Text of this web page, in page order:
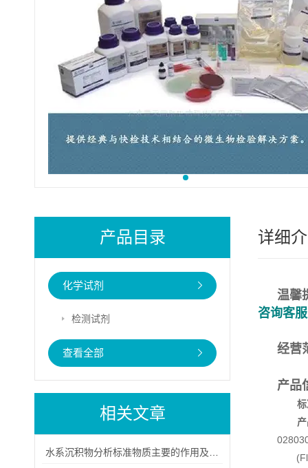
产品目录
化学试剂
检测试剂
查看全部
相关文章
详细
温馨
咨询客
经营
产品